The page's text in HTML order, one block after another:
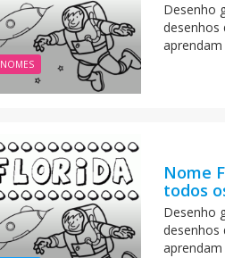
NOMES
Desenho
desenhos
aprendam
Nome
todos
Desenho
desenhos
aprendam